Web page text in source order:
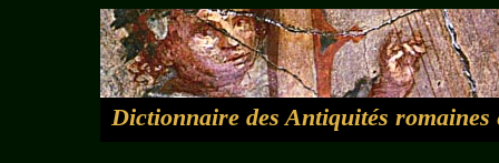
Dictionnaire des Antiquités romaines